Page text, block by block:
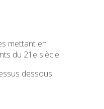
mettant en
du 21e siècle
dessous